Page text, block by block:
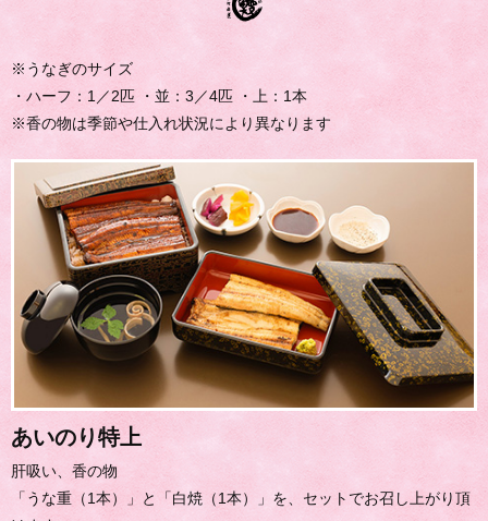
※うなぎのサイズ
・ハーフ：1／2匹 ・並：3／4匹 ・上：1本
※香の物は季節や仕入れ状況により異なります
あいのり特上
肝吸い、香の物
「うな重（1本）」と「白焼（1本）」を、セットでお召し上がり頂